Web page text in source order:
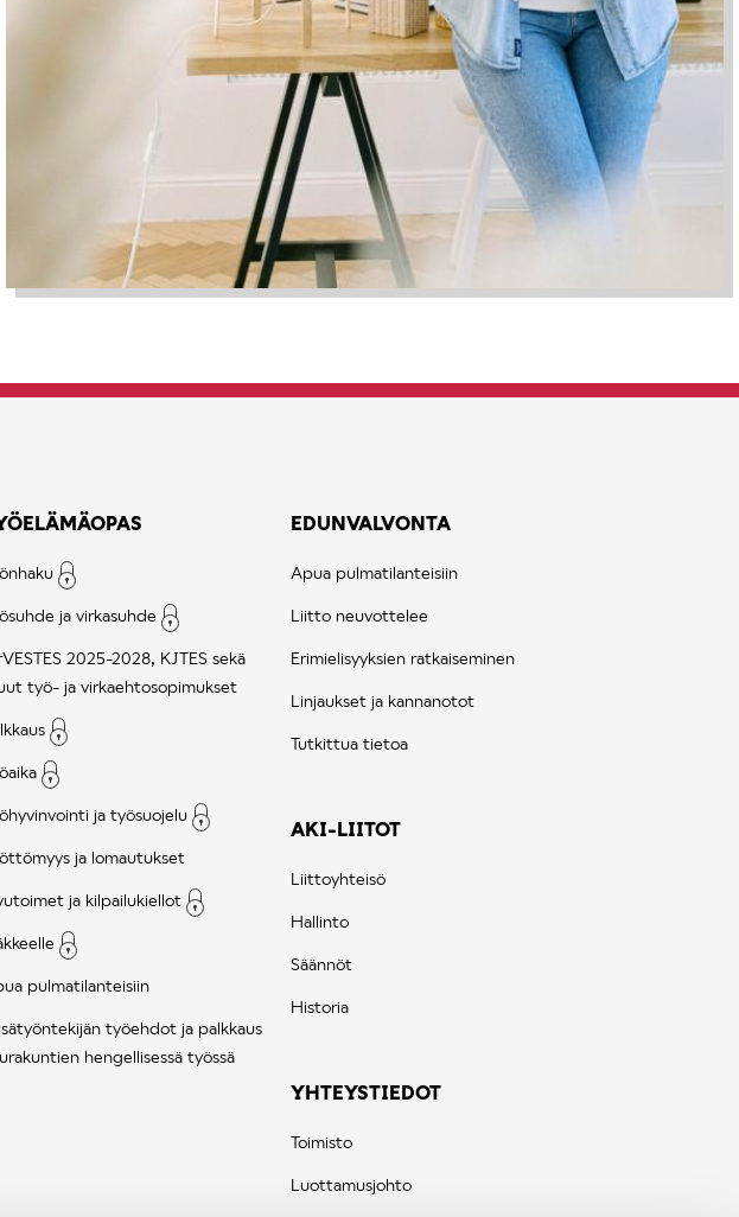
ja virkasuhde
2025-2028, KJTES sekä
työ- ja virkaehtosopimukset
ja työsuojelu
ja lomautukset
ja kilpailukiellot
pulmatilanteisiin
työehdot ja palkkaus
hengellisessä työssä
EDUNVALVONTA
Apua pulmatilanteisiin
Liitto neuvottelee
Erimielisyyksien ratkaiseminen
Linjaukset ja kannanotot
Tutkittua tietoa
AKI-LIITOT
Liittoyhteisö
Hallinto
Säännöt
Historia
YHTEYSTIEDOT
Toimisto
Luottamusjohto